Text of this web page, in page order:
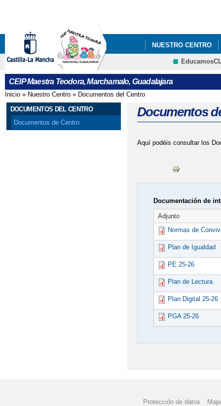
NUESTRO CENTRO
CEIP Maestra Teodora, Marchamalo, Guadalajara
Se encuentra usted aquí
Inicio » Nuestro Centro » Documentos del Centro
DOCUMENTOS DEL CENTRO
Documentos de Centro
Documentos
Aquí podéis consultar los
Documentación de
Adjunto
Normas de
Plan de Igualdad
PE 25-26
Plan de Lectura
Plan Digital 25-26
PGA 25-26
Protección de datos